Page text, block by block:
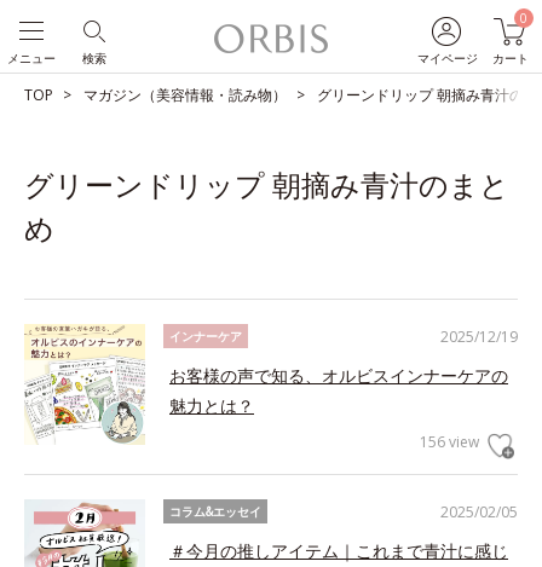
マイページ
0
カート
検索
メニュー
TOP マガジン（美容情報・読み物） グリーンドリップ 朝摘み青汁の
グリーンドリップ 朝摘み青汁のまと
め
2025/12/19
インナーケア
お客様の声で知る、オルビスインナーケアの
魅力とは？
156 view
2025/02/05
コラム&エッセイ
＃今月の推しアイテム｜これまで青汁に感じ